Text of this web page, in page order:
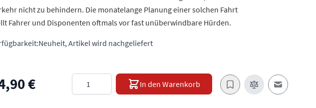
nicht zu behindern. Die monatelange Planung einer solchen Fahrt
Fahrer und Disponenten oftmals vor fast unüberwindbare Hürden.
Neuheit, Artikel wird nachgeliefert
€ Menge In den Warenkorb
E-Mail an